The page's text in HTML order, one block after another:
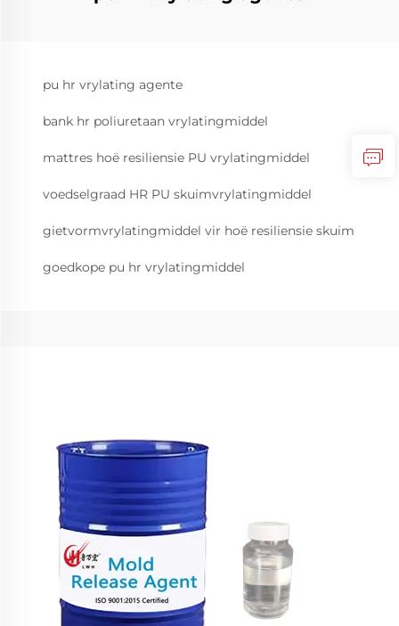
pu hr vrylating agente
bank hr poliuretaan vrylatingmiddel
mattres hoë resiliensie PU vrylatingmiddel
voedselgraad HR PU skuimvrylatingmiddel
gietvormvrylatingmiddel vir hoë resiliensie skuim
goedkope pu hr vrylatingmiddel